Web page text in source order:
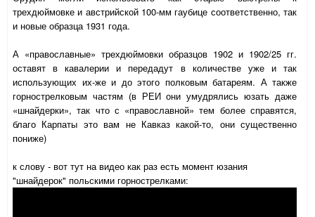
трехдюймовке и австрийской 100-мм гаубице соответственно, так
и новые образца 1931 года.
А «православные» трехдюймовки образцов 1902 и 1902/25 гг.
оставят в кавалерии и передадут в количестве уже и так
использующих их-же и до этого полковым батареям. А также
горнострелковым частям (в РЕИ они умудрялись юзать даже
«шнайдерки», так что с «православной» тем более справятся,
благо Карпаты это вам не Кавказ какой-то, они существенно
пониже)
к слову - вот тут на видео как раз есть момент юзания
"шнайдерок" польскими горнострелками: